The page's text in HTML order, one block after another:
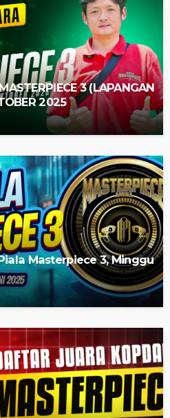
3 (LAPANGAN
2025
Masterpiece 3, Minggu